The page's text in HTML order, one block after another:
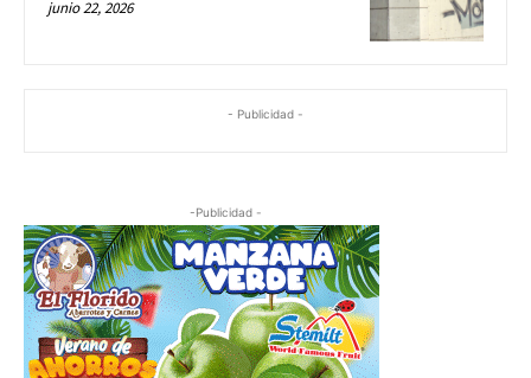
junio 22, 2026
- Publicidad -
-Publicidad -